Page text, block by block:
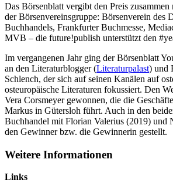
Das Börsenblatt vergibt den Preis
der Börsenvereinsgruppe: Börsenverein des
Buchhandels, Frankfurter Buchmesse,
MVB – die future!publish unterstützt den
Im vergangenen Jahr ging der Börsenblatt
an den Literaturblogger (Literaturpalast) und
Schlench, der sich auf seinen Kanälen auf
osteuropäische Literaturen fokussiert. Den
Vera Corsmeyer gewonnen, die die
Markus in Gütersloh führt. Auch in den
Buchhandel mit Florian Valerius (2019) und
den Gewinner bzw. die Gewinnerin gestellt.
Weitere Informationen
Links